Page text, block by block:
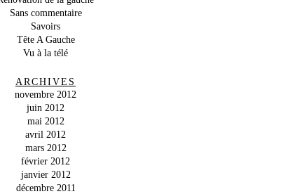
Sans commentaire
Savoirs
Tête A Gauche
Vu à la télé
ARCHIVES
novembre 2012
juin 2012
mai 2012
avril 2012
mars 2012
février 2012
janvier 2012
décembre 2011